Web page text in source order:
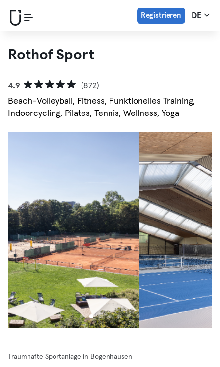
Registrieren DE
Rothof Sport
4.9
(872)
Beach-Volleyball, Fitness, Funktionelles Training,
Indoorcycling, Pilates, Tennis, Wellness, Yoga
Traumhafte Sportanlage in Bogenhausen